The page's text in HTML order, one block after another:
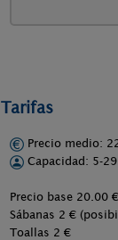
Tarifas
Precio medio:
Capacidad: 5-
Precio base 20.00 €
Sábanas 2 €
Toallas 2 €